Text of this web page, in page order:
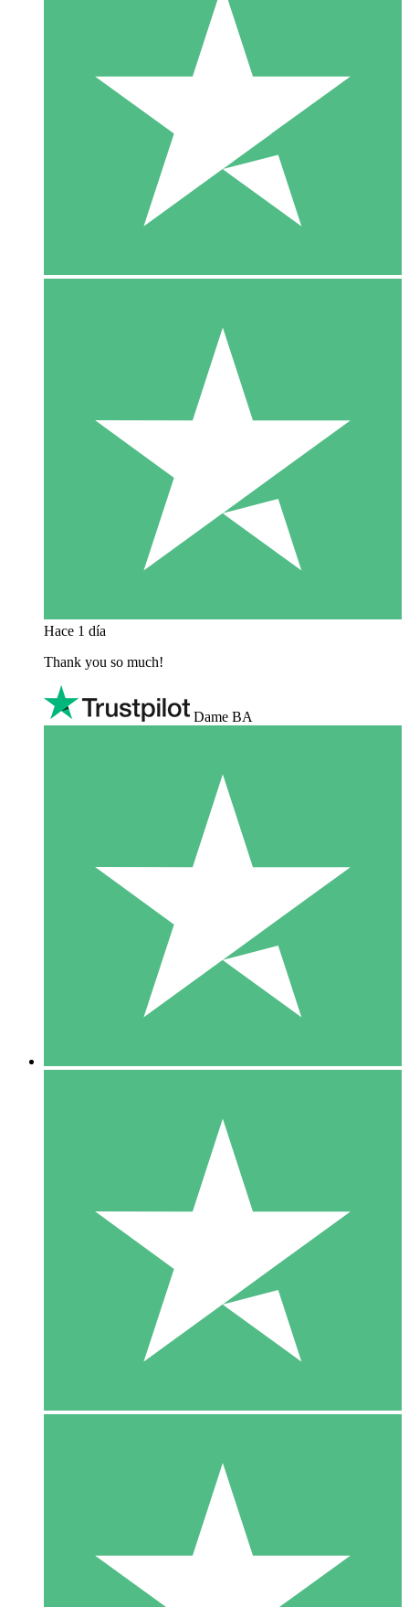
Hace 1 día
Thank you so much!
Dame BA